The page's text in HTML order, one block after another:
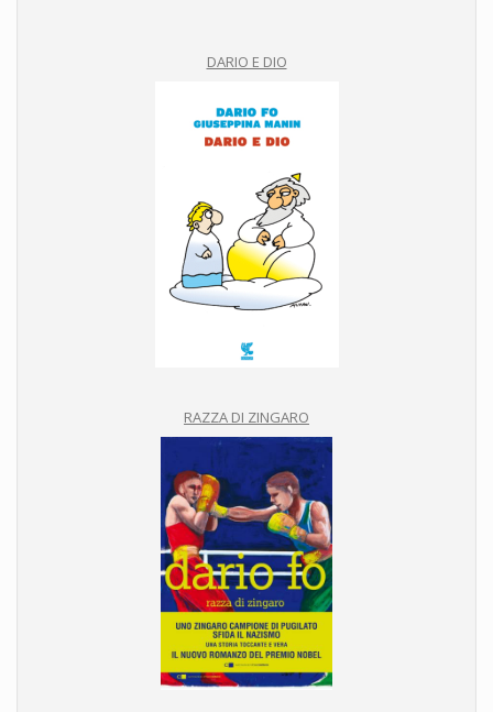
DARIO E DIO
RAZZA DI ZINGARO